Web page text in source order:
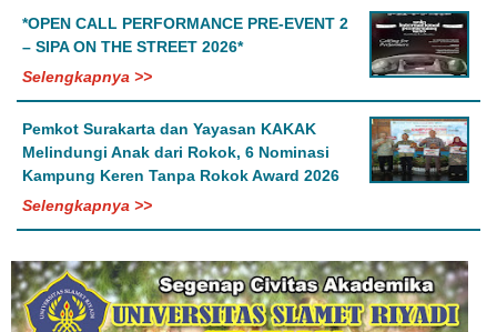
*OPEN CALL PERFORMANCE PRE-EVENT 2
– SIPA ON THE STREET 2026*
Selengkapnya >>
Pemkot Surakarta dan Yayasan KAKAK
Melindungi Anak dari Rokok, 6 Nominasi
Kampung Keren Tanpa Rokok Award 2026
Selengkapnya >>